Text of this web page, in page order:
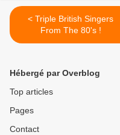
< Triple British Singers
From The 80's !
Hébergé par Overblog
Top articles
Pages
Contact